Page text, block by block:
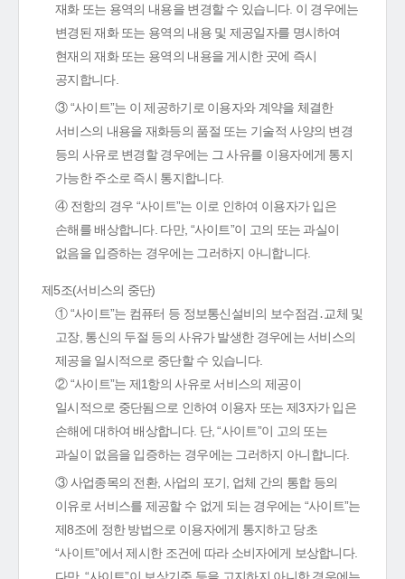
재화 또는 용역의 내용을 변경할 수 있습니다. 이 경우에는
변경된 재화 또는 용역의 내용 및 제공일자를 명시하여
현재의 재화 또는 용역의 내용을 게시한 곳에 즉시
공지합니다.
③ “사이트”는 이 제공하기로 이용자와 계약을 체결한
서비스의 내용을 재화등의 품절 또는 기술적 사양의 변경
등의 사유로 변경할 경우에는 그 사유를 이용자에게 통지
가능한 주소로 즉시 통지합니다.
④ 전항의 경우 “사이트”는 이로 인하여 이용자가 입은
손해를 배상합니다. 다만, “사이트”이 고의 또는 과실이
없음을 입증하는 경우에는 그러하지 아니합니다.
제5조(서비스의 중단)
① “사이트”는 컴퓨터 등 정보통신설비의 보수점검․교체 및
고장, 통신의 두절 등의 사유가 발생한 경우에는 서비스의
제공을 일시적으로 중단할 수 있습니다.
② “사이트”는 제1항의 사유로 서비스의 제공이
일시적으로 중단됨으로 인하여 이용자 또는 제3자가 입은
손해에 대하여 배상합니다. 단, “사이트”이 고의 또는
과실이 없음을 입증하는 경우에는 그러하지 아니합니다.
③ 사업종목의 전환, 사업의 포기, 업체 간의 통합 등의
이유로 서비스를 제공할 수 없게 되는 경우에는 “사이트”는
제8조에 정한 방법으로 이용자에게 통지하고 당초
“사이트”에서 제시한 조건에 따라 소비자에게 보상합니다.